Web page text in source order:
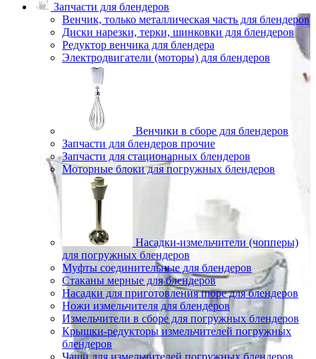
Запчасти для блендеров
Венчик, только металлическая часть для блендеров
Диски нарезки, терки, шинковки для блендеров
Редуктор венчика для блендера
Электродвигатели (моторы) для блендеров
Венчики в сборе для блендеров
Запчасти для блендеров прочие
Запчасти для стационарных блендеров
Моторные блоки для погружных блендеров
Насадки-измельчители (чопперы)
для погружных блендеров
Муфты соединительные для блендеров
Стаканы мерные для блендеров
Насадки для приготовления пюре для блендеров
Ножи измельчителя для блендеров
Измельчители в сборе для погружных блендеров
Крышки-редукторы измельчителей погружных
блендеров
Чаши для измельчителей погружных блендеров